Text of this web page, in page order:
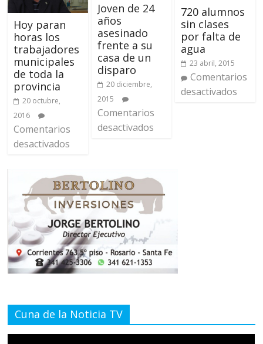
Hoy paran
horas los
trabajadores
municipales
de toda la
provincia
20 octubre,
2016
Comentarios
desactivados
Joven de 24
años
asesinado
frente a su
casa de un
disparo
20 diciembre,
2015
Comentarios
desactivados
720 alumnos
sin clases
por falta de
agua
23 abril, 2015
Comentarios
desactivados
Cuna de la Noticia TV